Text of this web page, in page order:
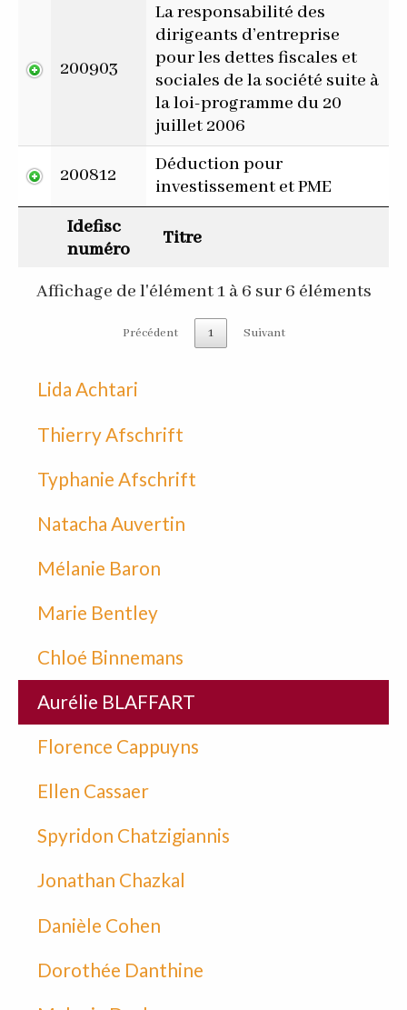
Idefisc
numéro
Titre
200903
La responsabilité des
dirigeants d’entreprise
pour les dettes fiscales et
sociales de la société suite à
la loi-programme du 20
juillet 2006
200812
Déduction pour
investissement et PME
Affichage de l'élément 1 à 6 sur 6 éléments
Précédent 1 Suivant
Lida Achtari
Thierry Afschrift
Typhanie Afschrift
Natacha Auvertin
Mélanie Baron
Marie Bentley
Chloé Binnemans
Aurélie BLAFFART
Florence Cappuyns
Ellen Cassaer
Spyridon Chatzigiannis
Jonathan Chazkal
Danièle Cohen
Dorothée Danthine